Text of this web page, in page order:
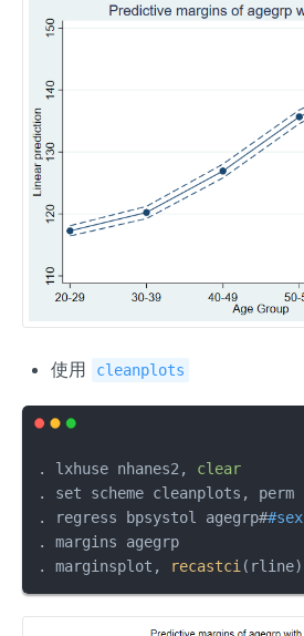
使用 cleanplots
. lxhuse nhanes2, clear
. set scheme cleanplots, perm
. regress bpsystol agegrp##sex
. margins agegrp
. marginsplot,
recastci(rline)